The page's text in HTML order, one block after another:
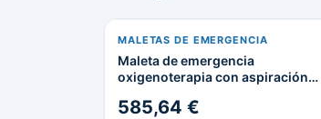
MALETAS DE EMERGENCIA
Maleta de emergencia
oxigenoterapia con aspiración
585,64 €